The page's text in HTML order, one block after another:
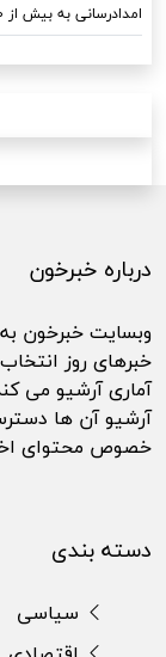
امدادرسانی به بیش از ۱۰۰ خودرو گرفتار در یک هفته اخیر در اهواز
درباره خبرخون
وبسایت خبرخون به
خبرهای روز
آماری آرشیو می
آرشیو آن ها
خصوص محتوای
دسته بندی
سیاسی